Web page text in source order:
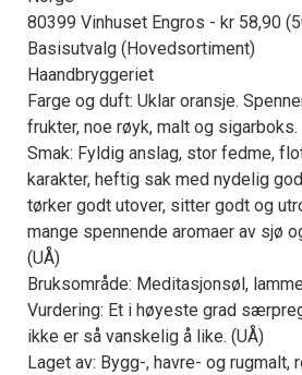
80399 Vinhuset Engros - kr 58,90
Basisutvalg (Hovedsortiment)
Haandbryggeriet
Farge og duft: Uklar oransje.
frukter, noe røyk, malt og sigarboks.
Smak: Fyldig anslag, stor fedme,
karakter, heftig sak med nydelig
tørker godt utover, sitter godt og
mange spennende aromaer av sjø
(UÅ)
Bruksområde: Meditasjonsøl,
Vurdering: Et i høyeste grad
ikke er så vanskelig å like. (UÅ)
Laget av: Bygg-, havre- og rugmalt,